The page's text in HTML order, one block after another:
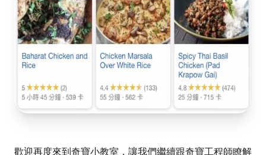
歡迎再度來到奇寶小教室，讓我們繼續跟奇寶工程師瞭解